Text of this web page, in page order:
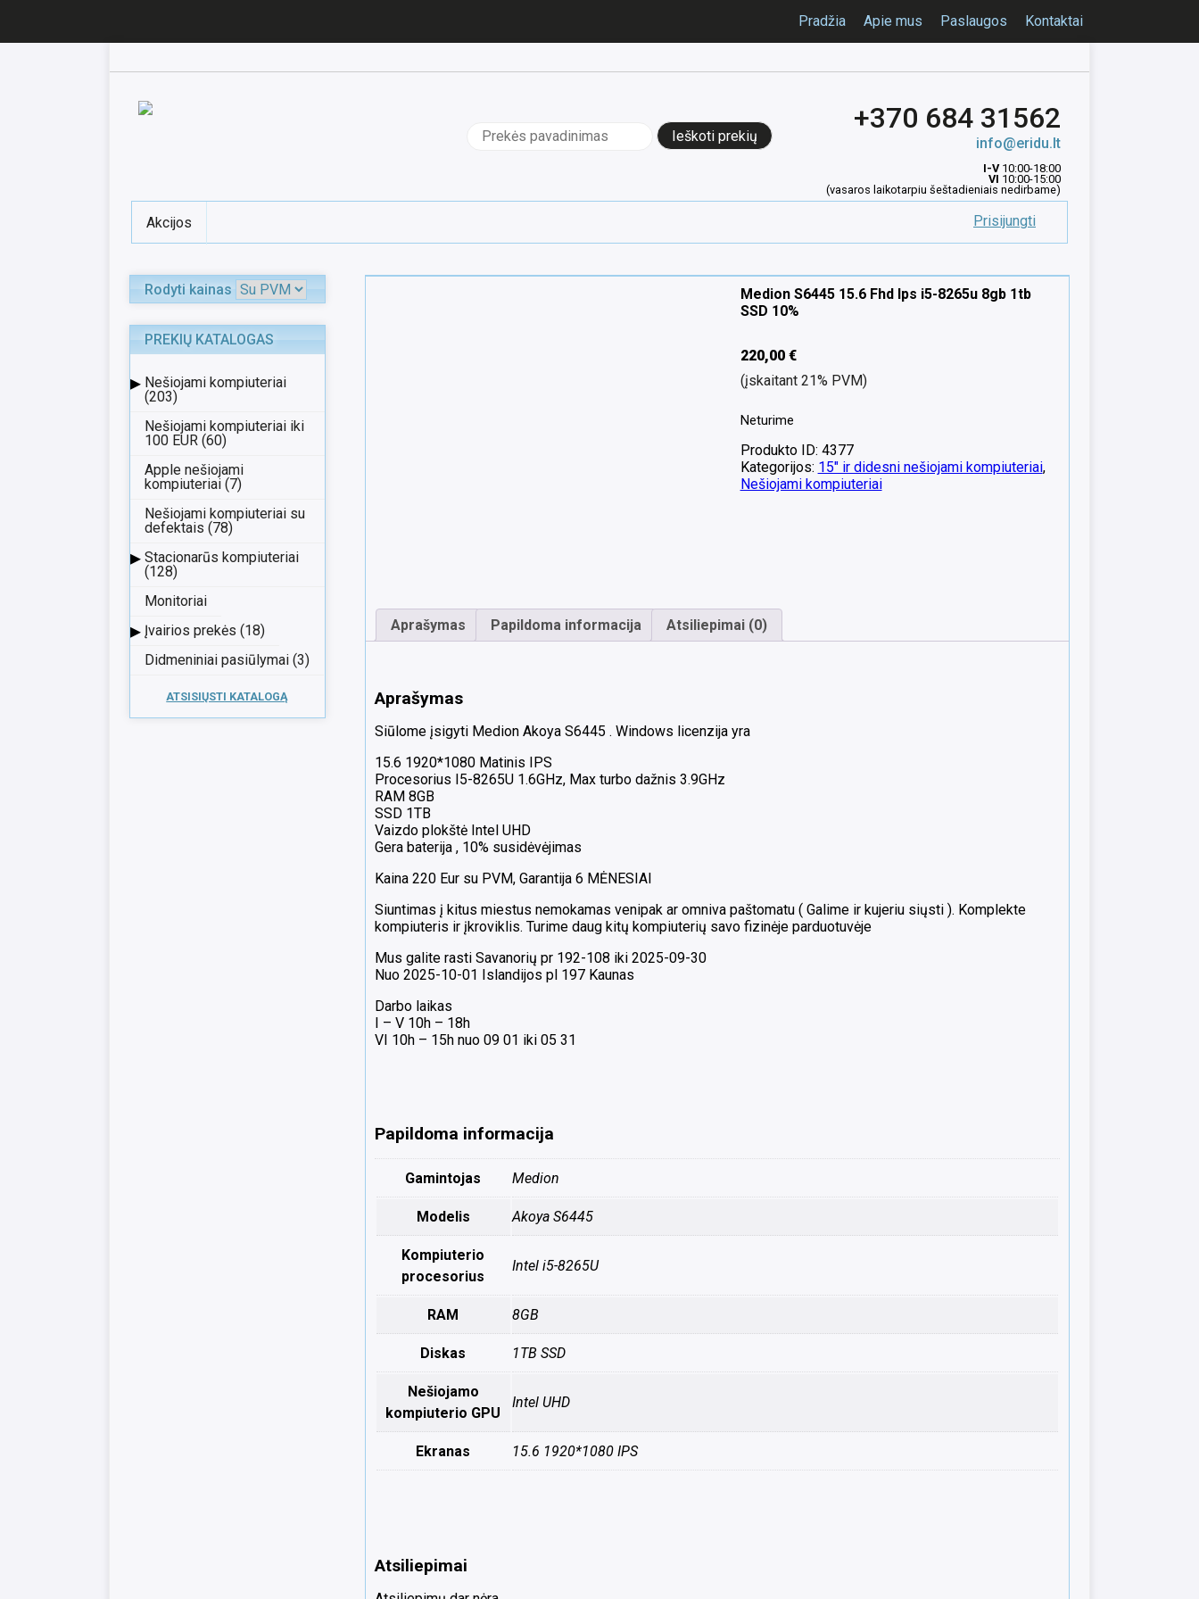
Pradžia Apie mus Paslaugos Kontaktai
Ieškoti: +370 684 31562
info@eridu.lt
I-V10:00-18:00
VI 10:00-15:00
(vasaros laikotarpiu šeštadieniais nedirbame)
Prisijungti
Akcijos
Rodyti kainas
PREKIŲ KATALOGAS
▸ Nešiojami kompiuteriai
(203)
Nešiojami kompiuteriai iki
100 EUR (60)
Apple nešiojami
kompiuteriai (7)
Nešiojami kompiuteriai su
defektais (78)
▸ Stacionarūs kompiuteriai
(128)
Monitoriai
▸ Įvairios prekės (18)
Didmeniniai pasiūlymai (3)
ATSISIŲSTI KATALOGĄ
Medion S6445 15.6 Fhd Ips i5-8265u 8gb 1tb
SSD 10%
220,00 €
(įskaitant 21% PVM)
Neturime
Produkto ID: 4377
Kategorijos: 15" ir didesni nešiojami kompiuteriai,
Nešiojami kompiuteriai
Aprašymas Papildoma informacija Atsiliepimai (0)
Aprašymas
Siūlome įsigyti Medion Akoya S6445 . Windows licenzija yra
15.6 1920*1080 Matinis IPS
Procesorius I5-8265U 1.6GHz, Max turbo dažnis 3.9GHz
RAM 8GB
SSD 1TB
Vaizdo plokštė Intel UHD
Gera baterija , 10% susidėvėjimas
Kaina 220 Eur su PVM, Garantija 6 MĖNESIAI
Siuntimas į kitus miestus nemokamas venipak ar omniva paštomatu ( Galime ir kujeriu siųsti ). Komplekte
kompiuteris ir įkroviklis. Turime daug kitų kompiuterių savo fizinėje parduotuvėje
Mus galite rasti Savanorių pr 192-108 iki 2025-09-30
Nuo 2025-10-01 Islandijos pl 197 Kaunas
Darbo laikas
I – V 10h – 18h
VI 10h – 15h nuo 09 01 iki 05 31
Papildoma informacija
Gamintojas Medion
Modelis Akoya S6445
Kompiuterio
procesorius
Intel i5-8265U
RAM 8GB
Diskas 1TB SSD
Nešiojamo
kompiuterio GPU
Intel UHD
Ekranas 15.6 1920*1080 IPS
Atsiliepimai